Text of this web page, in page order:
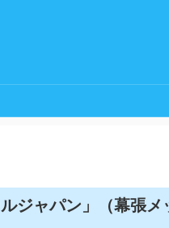
ジャパン」（幕張メ